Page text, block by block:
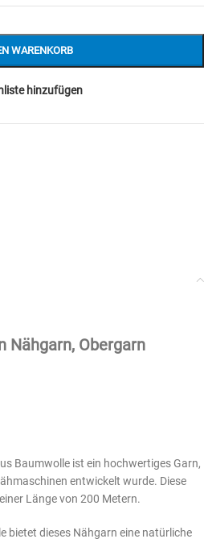
WARENKORB
hinzufügen
Nähgarn, Obergarn
Baumwolle ist ein hochwertiges Garn,
entwickelt wurde. Diese
Länge von 200 Metern.
bietet dieses Nähgarn eine natürliche